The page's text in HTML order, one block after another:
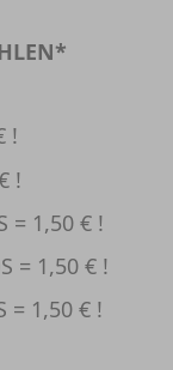
!
= 1,50 € !
= 1,50 € !
= 1,50 € !⁣⁣⁣⁣